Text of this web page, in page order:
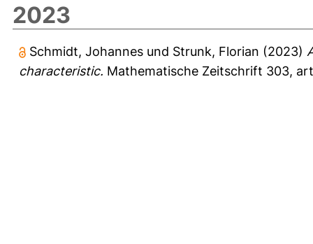
2023
Schmidt, Johannes und Strunk, Florian (2023)
characteristic. Mathematische Zeitschrift 303,